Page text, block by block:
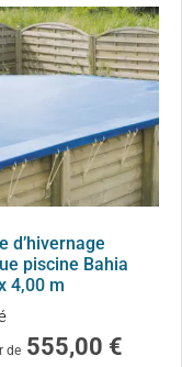
d’hivernage
piscine Bahia
4,00 m
de 555,00 €